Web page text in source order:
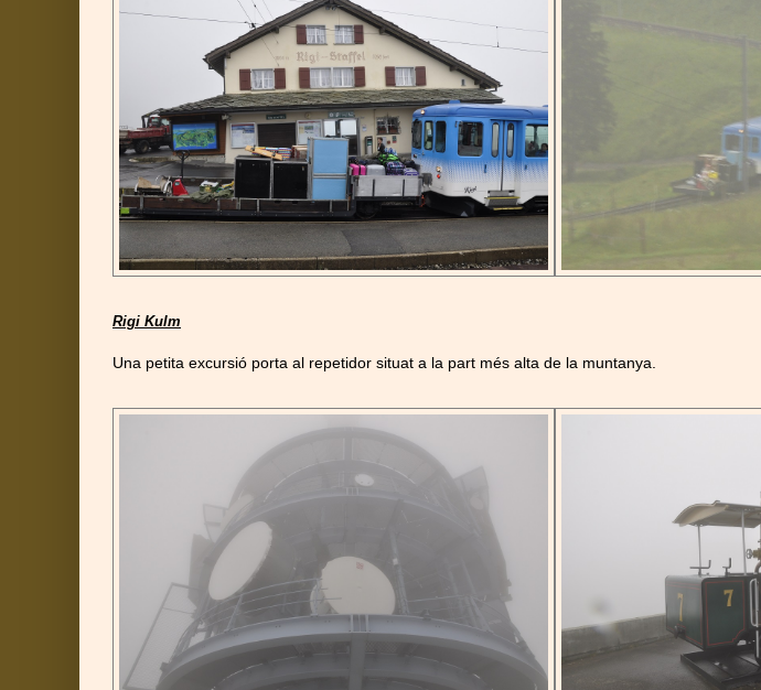
Rigi Kulm
Una petita excursió porta al repetidor situat a la part més alta de la muntanya.